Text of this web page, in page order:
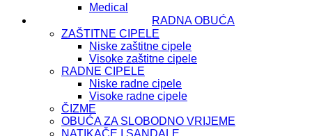
Medical
RADNA OBUĆA
ZAŠTITNE CIPELE
Niske zaštitne cipele
Visoke zaštitne cipele
RADNE CIPELE
Niske radne cipele
Visoke radne cipele
ČIZME
OBUĆA ZA SLOBODNO VRIJEME